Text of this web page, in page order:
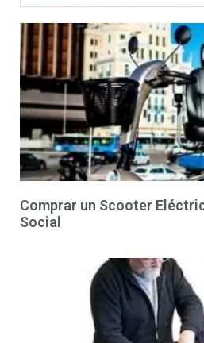
Comprar un Scooter
Social